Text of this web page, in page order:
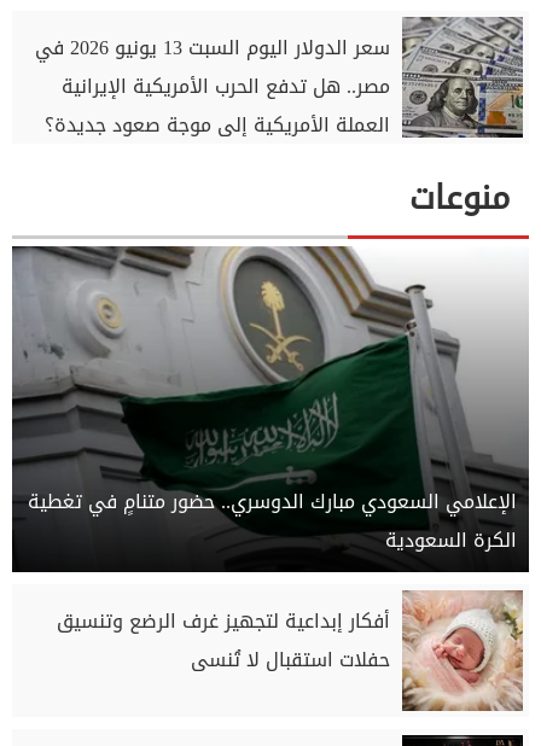
سعر الدولار اليوم السبت 13 يونيو 2026 في
مصر.. هل تدفع الحرب الأمريكية الإيرانية
العملة الأمريكية إلى موجة صعود جديدة؟
منوعات
الإعلامي السعودي مبارك الدوسري.. حضور متنامٍ في تغطية
الكرة السعودية
أفكار إبداعية لتجهيز غرف الرضع وتنسيق
حفلات استقبال لا تُنسى